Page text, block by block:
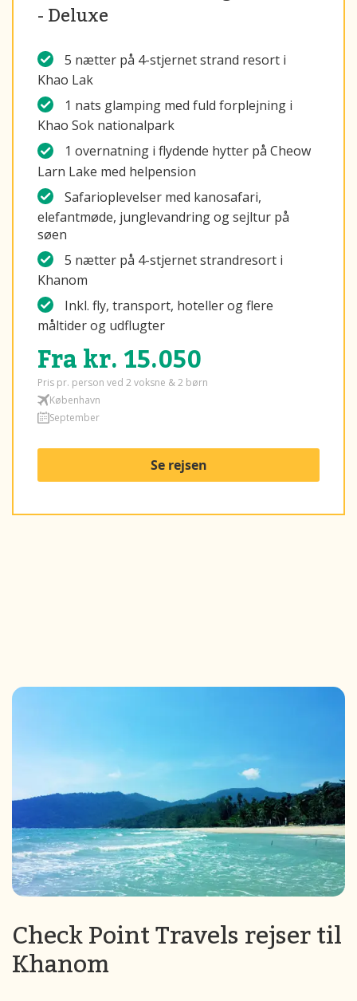
- Deluxe
5 nætter på 4-stjernet strand resort i
Khao Lak
1 nats glamping med fuld forplejning i
Khao Sok nationalpark
1 overnatning i flydende hytter på Cheow
Larn Lake med helpension
Safarioplevelser med kanosafari,
elefantmøde, junglevandring og sejltur på
søen
5 nætter på 4-stjernet strandresort i
Khanom
Inkl. fly, transport, hoteller og flere
måltider og udflugter
Fra kr. 15.050
Pris pr. person ved 2 voksne & 2 børn
København
September
Se rejsen
Check Point Travels rejser til
Khanom